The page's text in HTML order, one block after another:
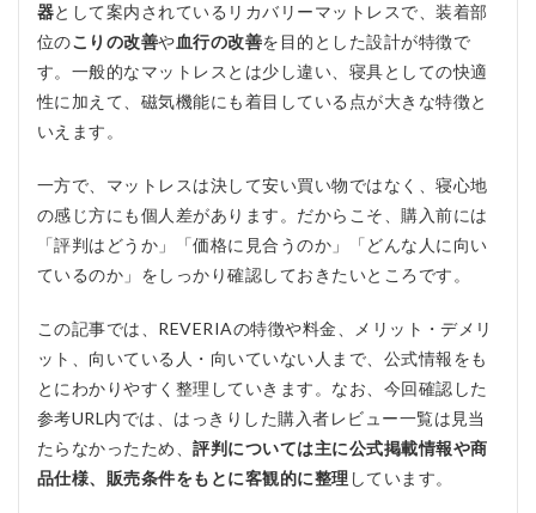
器として案内されているリカバリーマットレスで、装着部
位のこりの改善や血行の改善を目的とした設計が特徴で
す。一般的なマットレスとは少し違い、寝具としての快適
性に加えて、磁気機能にも着目している点が大きな特徴と
いえます。
一方で、マットレスは決して安い買い物ではなく、寝心地
の感じ方にも個人差があります。だからこそ、購入前には
「評判はどうか」「価格に見合うのか」「どんな人に向い
ているのか」をしっかり確認しておきたいところです。
この記事では、REVERIAの特徴や料金、メリット・デメリ
ット、向いている人・向いていない人まで、公式情報をも
とにわかりやすく整理していきます。なお、今回確認した
参考URL内では、はっきりした購入者レビュー一覧は見当
たらなかったため、評判については主に公式掲載情報や商
品仕様、販売条件をもとに客観的に整理 しています。